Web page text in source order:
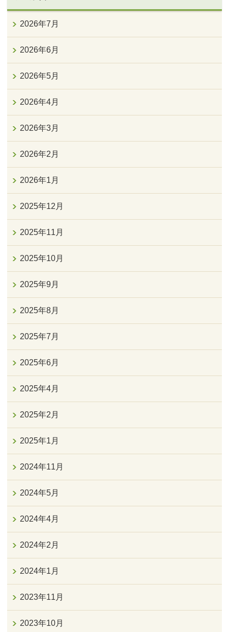
2026年7月
2026年6月
2026年5月
2026年4月
2026年3月
2026年2月
2026年1月
2025年12月
2025年11月
2025年10月
2025年9月
2025年8月
2025年7月
2025年6月
2025年4月
2025年2月
2025年1月
2024年11月
2024年5月
2024年4月
2024年2月
2024年1月
2023年11月
2023年10月